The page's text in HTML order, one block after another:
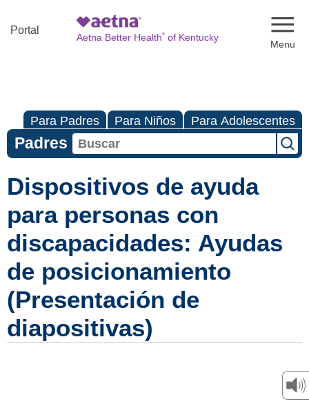
Portal
Aetna Better Health®of Kentucky
Para Padres Para Niños Para Adolescentes
Padres
Dispositivos de ayuda
para personas con
discapacidades: Ayudas
de posicionamiento
(Presentación de
diapositivas)